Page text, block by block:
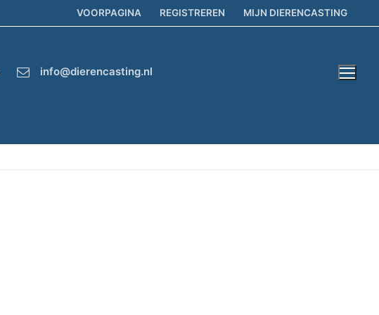
VOORPAGINA REGISTREREN MIJN DIERENCASTING
info@dierencasting.nl